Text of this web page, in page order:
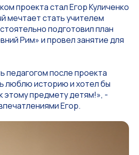
проекта стал Егор Куличенко
мечтает стать учителем
подготовил план
Рим» и провел занятие для
педагогом после проекта
люблю историю и хотел бы
этому предмету детям!», -
Егор.